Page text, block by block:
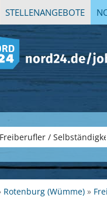
STELLENANGEBOTE
Rotenburg (Wümme)